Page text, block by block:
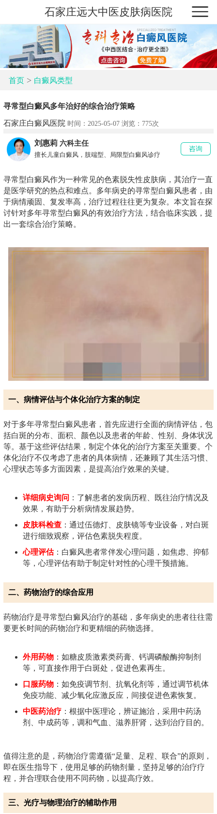
石家庄远大中医皮肤病医院
首页> 白癜风类型
寻常型白癜风多年治好的综合治疗策略
石家庄白癜风医院 时间：2025-05-07 浏览： 775次
刘惠莉 六科主任
擅长儿童白癜风，肢端型、局限型白癜风诊疗
咨询
寻常型白癜风作为一种常见的色素脱失性皮肤病，其治疗一直
是医学研究的热点和难点。多年病史的寻常型白癜风患者，由
于病情顽固、复发率高，治疗过程往往更为复杂。本文旨在探
讨针对多年寻常型白癜风的有效治疗方法，结合临床实践，提
出一套综合治疗策略。
一、病情评估与个体化治疗方案的制定
对于多年寻常型白癜风患者，首先应进行全面的病情评估，包
括白斑的分布、面积、颜色以及患者的年龄、性别、身体状况
等。基于这些评估结果，制定个体化的治疗方案至关重要。个
体化治疗不仅考虑了患者的具体病情，还兼顾了其生活习惯、
心理状态等多方面因素，是提高治疗效果的关键。
详细病史询问 ：了解患者的发病历程、既往治疗情况及
效果，有助于分析病情发展趋势。
皮肤科检查 ：通过伍德灯、皮肤镜等专业设备，对白斑
进行细致观察，评估色素脱失程度。
心理评估：白癜风患者常伴发心理问题，如焦虑、抑郁
等，心理评估有助于制定针对性的心理干预措施。
二、药物治疗的综合应用
药物治疗是寻常型白癜风治疗的基础，多年病史的患者往往需
要更长时间的药物治疗和更精细的药物选择。
外用药物 ：如糖皮质激素类药膏、钙调磷酸酶抑制剂
等，可直接作用于白斑处，促进色素再生。
口服药物 ：如免疫调节剂、抗氧化剂等，通过调节机体
免疫功能、减少氧化应激反应，间接促进色素恢复。
中医药治疗 ：根据中医理论，辨证施治，采用中药汤
剂、中成药等，调和气血、滋养肝肾，达到治疗目的。
值得注意的是，药物治疗需遵循“足量、足程、联合”的原则，
即在医生指导下，使用足够的药物剂量，坚持足够的治疗疗
程，并合理联合使用不同药物，以提高疗效。
三、光疗与物理治疗的辅助作用